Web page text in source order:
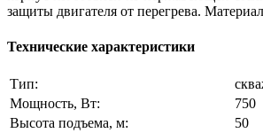
защиты двигателя от перегрева.
Технические характеристики
Тип:
Мощность, Вт:
750
Высота подъема, м:
50